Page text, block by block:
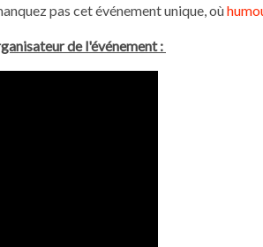
pas cet événement unique, où
de l'événement :